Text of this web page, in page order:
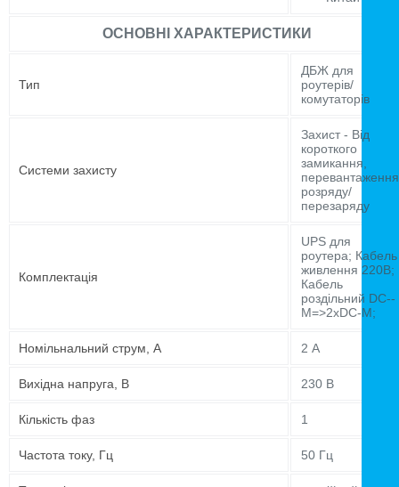
ОСНОВНІ ХАРАКТЕРИСТИКИ
Тип
ДБЖ для
роутерів/
комутаторів
Системи захисту
Захист - Від
короткого
замикання,
розряду/
перезаряду
Комплектація
UPS для
роутера; Кабель
живлення 220В;
Кабель
роздільний DC--
M=>2xDC-M;
Номільнальний струм, А 2 А
Вихідна напруга, В 230 В
Кількість фаз 1
Частота току, Гц 50 Гц